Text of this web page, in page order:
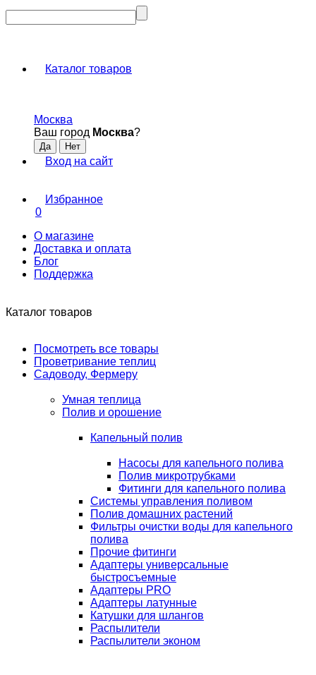
Каталог товаров
Москва
Ваш город Москва?
Вход на сайт
Избранное
0
О магазине
Доставка и оплата
Блог
Поддержка
Каталог товаров
Посмотреть все товары
Проветривание теплиц
Садоводу, Фермеру
Умная теплица
Полив и орошение
Капельный полив
Насосы для капельного полива
Полив микротрубками
Фитинги для капельного полива
Системы управления поливом
Полив домашних растений
Фильтры очистки воды для капельного
полива
Прочие фитинги
Адаптеры универсальные
быстросъемные
Адаптеры PRO
Адаптеры латунные
Катушки для шлангов
Распылители
Распылители эконом